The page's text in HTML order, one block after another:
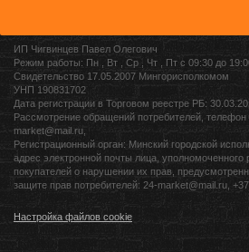
ИП Чигвинцев Павел Олегович
Режим работы: Пн , Вт , Ср , Чт , Пт c 09:30 до
Свидетельство 17.05.2007 Мингорисполкомом
УНП 190831702
Дата регистрации в Торговом реестре РБ:
Рассмотрение обращений потребителей, телефон
market@mail.ru,
Регистрационный орган: Минский городской
адрес электронной почты лица,
покупателей о нарушении их прав,
защите прав потребителей: 24-market@mail.ru,
Настройка файлов cookie